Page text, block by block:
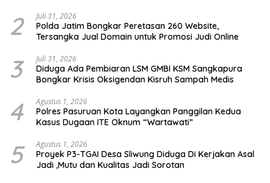
2 Juli 31, 2026
Polda Jatim Bongkar Peretasan 260 Website,
Tersangka Jual Domain untuk Promosi Judi Online
3 Juli 31, 2026
Diduga Ada Pembiaran LSM GMBI KSM Sangkapura
Bongkar Krisis Oksigendan Kisruh Sampah Medis
4 Agustus 1, 2026
Polres Pasuruan Kota Layangkan Panggilan Kedua
Kasus Dugaan ITE Oknum “Wartawati”
5 Agustus 1, 2026
Proyek P3-TGAI Desa Sliwung Diduga Di Kerjakan Asal
Jadi ,Mutu dan Kualitas Jadi Sorotan